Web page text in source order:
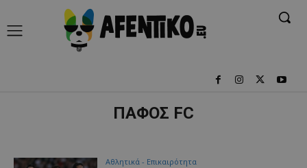
ΠΑΦΟΣ FC
Αθλητικά - Επικαιρότητα